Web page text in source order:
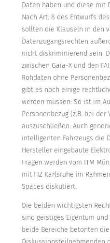
Daten haben und diese mit
Nach Art. 8 des Entwurfs
sollten die Klauseln in den
Datenzugangsrechten
nicht diskriminierend sein.
zwischen Gaia-X und den
Rohdaten ohne
gibt es noch einige
werden müssen: So ist im
Personenbezug (z.B. bei
auszuschließen. Auch
intelligenten Fahrzeugs die
Hersteller eingebaute
Fragen werden vom ITM
mit FIZ Karlsruhe im
Spaces diskutiert.
Die beiden wichtigsten
sind geistiges Eigentum
beide Bereiche betonten die